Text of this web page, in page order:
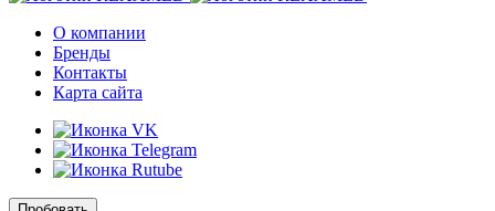
О компании
Бренды
Контакты
Карта сайта